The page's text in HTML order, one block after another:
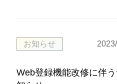
お知らせ
Web登録機能改修に伴